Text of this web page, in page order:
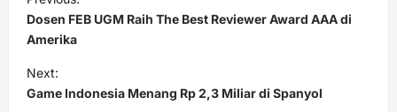
o
s
t
n
Dosen FEB UGM Raih The Best Reviewer Award AAA di
Amerika
Next:
Game Indonesia Menang Rp 2,3 Miliar di Spanyol